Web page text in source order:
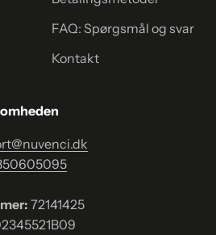
FAQ: Spørgsmål og svar
Kontakt
72141425